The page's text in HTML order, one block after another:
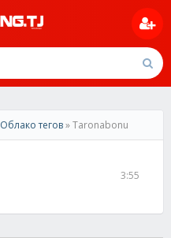
Облако тегов» Taronabonu
3:55